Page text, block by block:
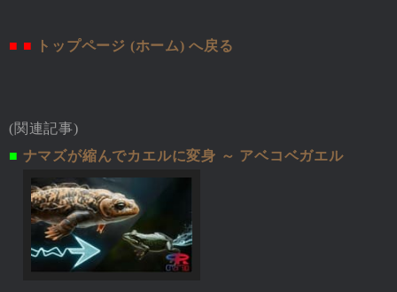
■ ■ トップページ (ホーム) へ戻る
(関連記事)
■ ナマズが縮んでカエルに変身 ～ アベコベガエル